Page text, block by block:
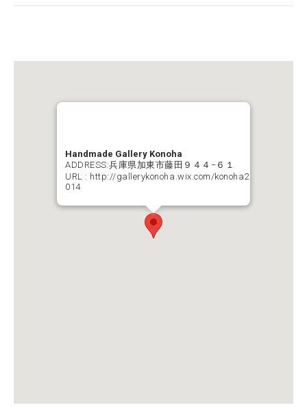
Handmade Gallery Konoha
ADDRESS:兵庫県加東市藤田９４４−６１
URL : http://gallerykonoha.wix.com/konoha2
014